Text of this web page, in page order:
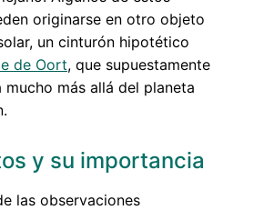
originarse en otro objeto
un cinturón hipotético
de Oort, que supuestamente
mucho más allá del planeta
y su importancia
las observaciones